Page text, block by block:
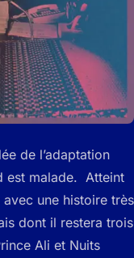
de l’adaptation
est malade. Atteint
une histoire très
dont il restera trois
Ali et Nuits